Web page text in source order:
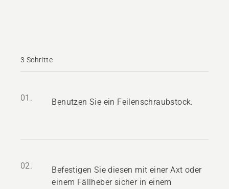
3 Schritte
01. Benutzen Sie ein Feilenschraubstock.
02.
Befestigen Sie diesen mit einer Axt oder
einem Fällheber sicher in einem